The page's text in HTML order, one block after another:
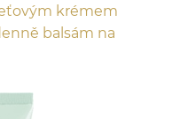
krémem
balsám na